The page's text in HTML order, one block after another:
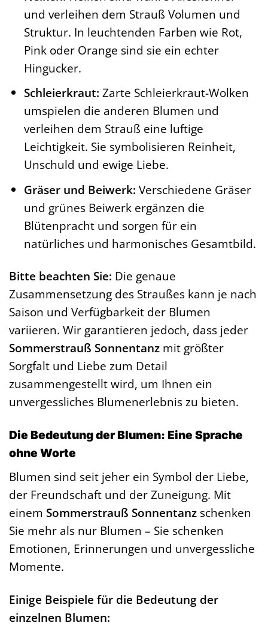
und verleihen dem Strauß Volumen und
Struktur. In leuchtenden Farben wie Rot,
Pink oder Orange sind sie ein echter
Hingucker.
Schleierkraut: Zarte Schleierkraut-Wolken
umspielen die anderen Blumen und
verleihen dem Strauß eine luftige
Leichtigkeit. Sie symbolisieren Reinheit,
Unschuld und ewige Liebe.
Gräser und Beiwerk: Verschiedene Gräser
und grünes Beiwerk ergänzen die
Blütenpracht und sorgen für ein
natürliches und harmonisches Gesamtbild.
Bitte beachten Sie: Die genaue
Zusammensetzung des Straußes kann je nach
Saison und Verfügbarkeit der Blumen
variieren. Wir garantieren jedoch, dass jeder
Sommerstrauß Sonnentanz mit größter
Sorgfalt und Liebe zum Detail
zusammengestellt wird, um Ihnen ein
unvergessliches Blumenerlebnis zu bieten.
Die Bedeutung der Blumen: Eine Sprache
ohne Worte
Blumen sind seit jeher ein Symbol der Liebe,
der Freundschaft und der Zuneigung. Mit
einem Sommerstrauß Sonnentanz schenken
Sie mehr als nur Blumen – Sie schenken
Emotionen, Erinnerungen und unvergessliche
Momente.
Einige Beispiele für die Bedeutung der
einzelnen Blumen: